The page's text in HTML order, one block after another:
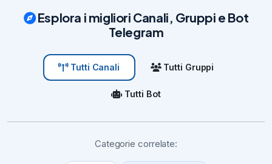
Esplora i migliori Canali, Gruppi e Bot
Telegram
Tutti Canali Tutti Gruppi
Tutti Bot
Categorie correlate: